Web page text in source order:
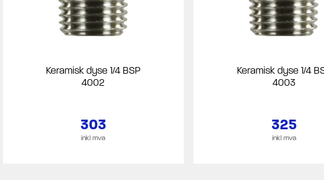
Keramisk dyse 1/4 BSP
4002
303
inkl mva
Keramisk dyse 1/4
4003
325
inkl mva